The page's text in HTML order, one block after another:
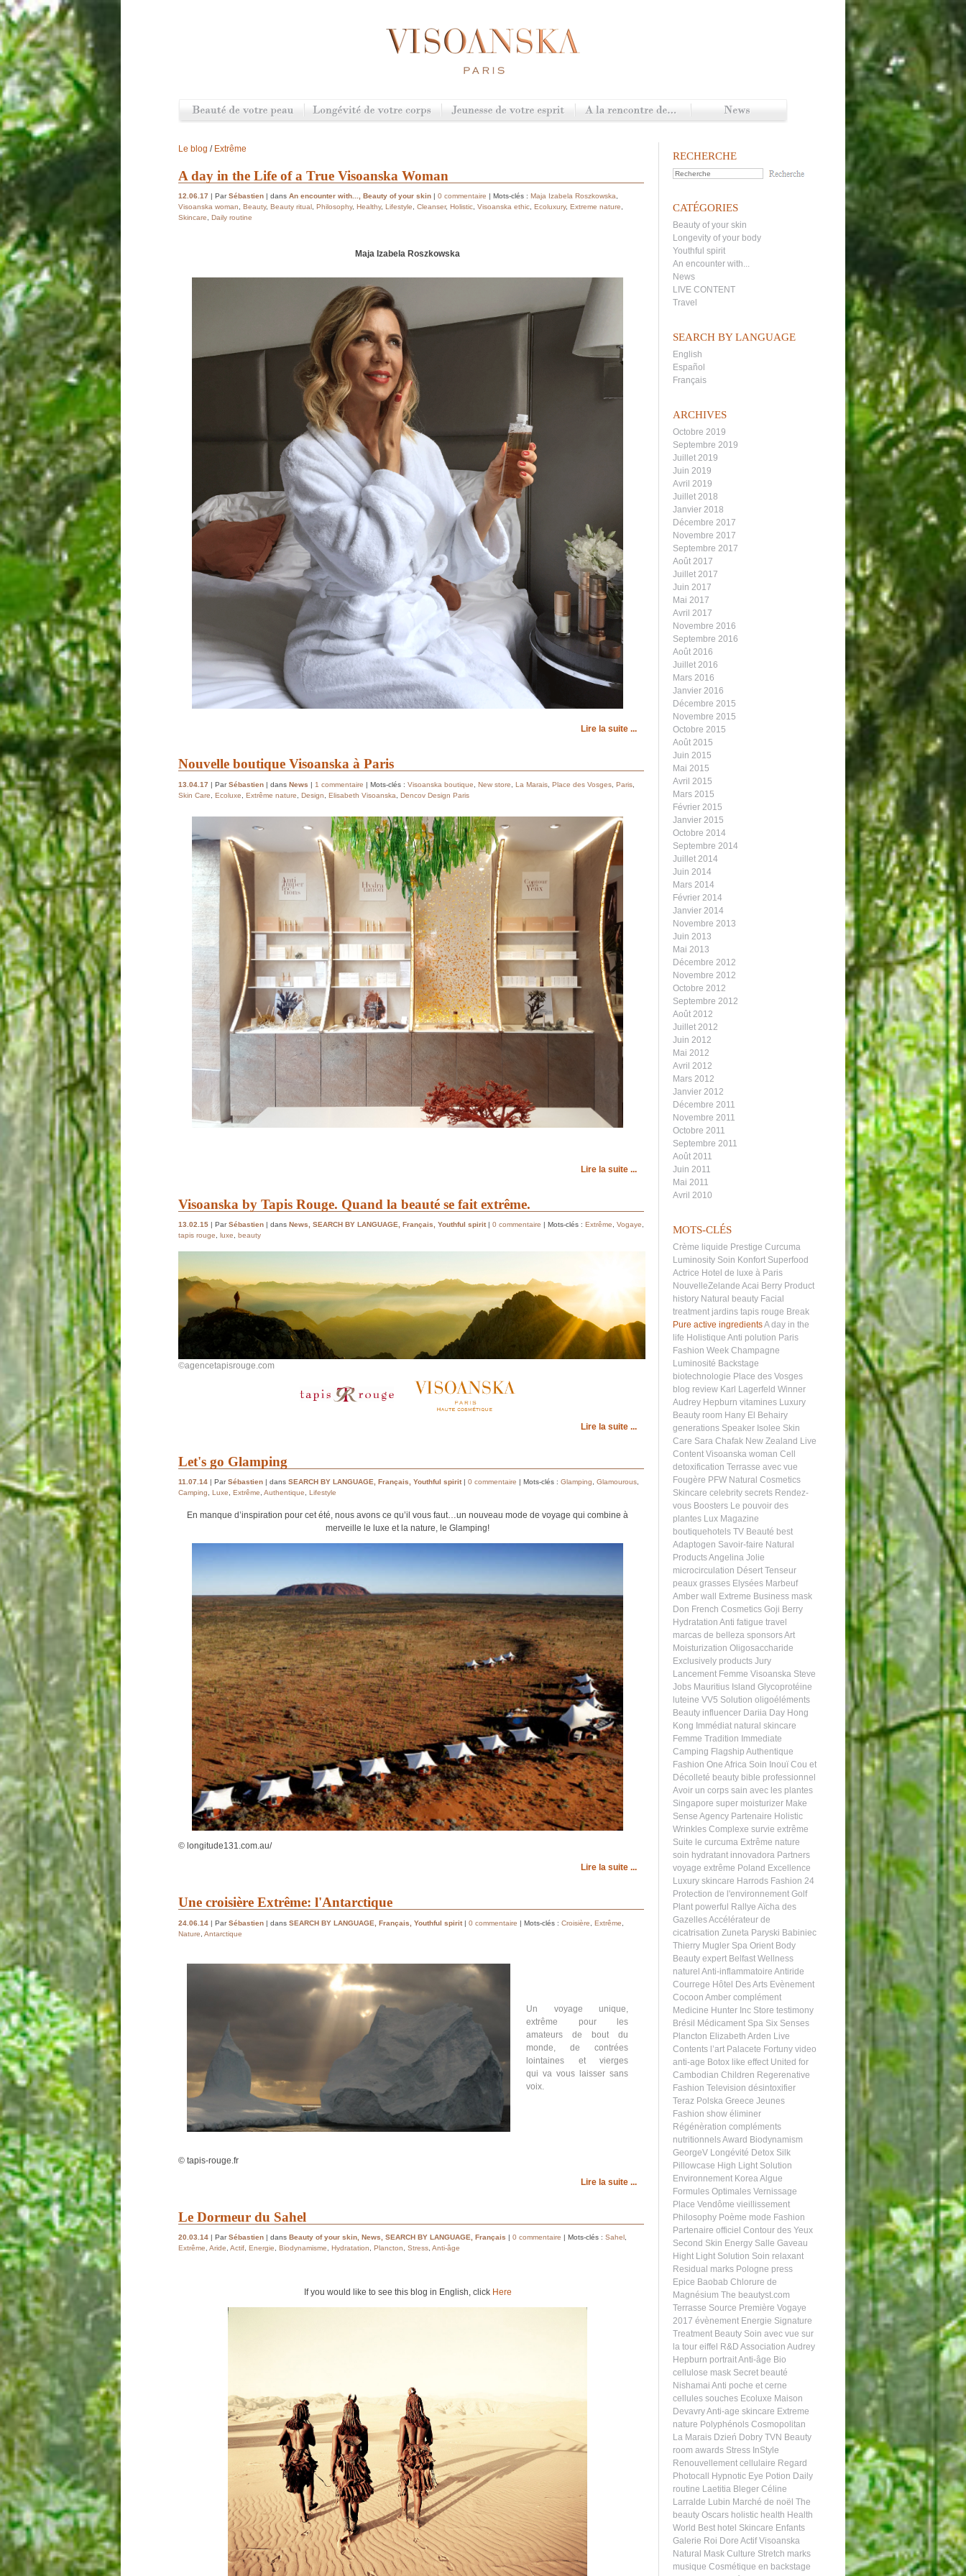
RECHERCHE
CATÉGORIES
Beauty of your skin
Longevity of your body
Youthful spirit
An encounter with...
News
LIVE CONTENT
Travel
SEARCH BY LANGUAGE
English
Español
Français
ARCHIVES
Octobre 2019
Septembre 2019
Juillet 2019
Juin 2019
Avril 2019
Juillet 2018
Janvier 2018
Décembre 2017
Novembre 2017
Septembre 2017
Août 2017
Juillet 2017
Juin 2017
Mai 2017
Avril 2017
Novembre 2016
Septembre 2016
Août 2016
Juillet 2016
Mars 2016
Janvier 2016
Décembre 2015
Novembre 2015
Octobre 2015
Août 2015
Juin 2015
Mai 2015
Avril 2015
Mars 2015
Février 2015
Janvier 2015
Octobre 2014
Septembre 2014
Juillet 2014
Juin 2014
Mars 2014
Février 2014
Janvier 2014
Novembre 2013
Juin 2013
Mai 2013
Décembre 2012
Novembre 2012
Octobre 2012
Septembre 2012
Août 2012
Juillet 2012
Juin 2012
Mai 2012
Avril 2012
Mars 2012
Janvier 2012
Décembre 2011
Novembre 2011
Octobre 2011
Septembre 2011
Août 2011
Juin 2011
Mai 2011
Avril 2010
MOTS-CLÉS
Crème liquide Prestige Curcuma
Luminosity Soin Konfort Superfood
Actrice Hotel de luxe à Paris
NouvelleZelande Acai Berry Product
history Natural beauty Facial
treatment jardins tapis rouge Break
Pure active ingredientsA day in the
life Holistique Anti polution Paris
Fashion Week Champagne
Luminosité Backstage
biotechnologie Place des Vosges
blog review Karl Lagerfeld Winner
Audrey Hepburn vitamines Luxury
Beauty room Hany El Behairy
generations Speaker Isolee Skin
Care Sara Chafak New Zealand Live
Content Visoanska woman Cell
detoxification Terrasse avec vue
Fougère PFW Natural Cosmetics
Skincare celebrity secrets Rendez-
vous Boosters Le pouvoir des
plantes Lux Magazine
boutiquehotels TV Beauté best
Adaptogen Savoir-faire Natural
ProductsAngelina Jolie
microcirculation Désert Tenseur
peaux grasses Elysées Marbeuf
Amber wall
Extreme Business mask
Don French Cosmetics Goji Berry
Hydratation Anti fatigue travel
marcas de belleza sponsorsArt
Moisturization Oligosaccharide
Exclusively products Jury
Lancement Femme Visoanska Steve
Jobs Mauritius Island Glycoprotéine
luteine VV5 Solution oligoéléments
Beauty influencer Dariia Day Hong
Kong Immédiat natural skincare
Femme Tradition Immediate
Camping Flagship Authentique
Fashion One Africa Soin Inouï Cou et
Décolleté beauty bible professionnel
Avoir un corps sain avec les plantes
Singapore super moisturizer Make
Sense Agency Partenaire Holistic
Wrinkles Complexe survie extrême
Suite le curcuma Extrême nature
soin hydratant innovadora Partners
voyage extrême Poland Excellence
Luxury skincare Harrods Fashion 24
Protection de l'environnement Golf
Plant powerful
Rallye Aïcha des
GazellesAccélérateur de
cicatrisation Zuneta Paryski Babiniec
Thierry Mugler Spa Orient Body
Beauty expert Belfast Wellness
naturel Anti-inflammatoire Antiride
Courrege Hôtel Des Arts Evènement
Cocoon Amber complément
Medicine Hunter Inc Store testimony
Brésil
Médicament Spa Six Senses
Plancton Elizabeth Arden Live
Contents l’art Palacete Fortuny video
anti-age Botox like effect United for
Cambodian Children Regerenative
Fashion Television désintoxifier
Teraz Polska Greece Jeunes
Fashion show éliminer
Régénèration compléments
nutritionnelsAward Biodynamism
GeorgeV Longévité Detox Silk
Pillowcase High Light Solution
Environnement KoreaAlgue
Formules Optimales Vernissage
Place Vendôme vieillissement
Philosophy Poème mode Fashion
Partenaire officiel Contour des Yeux
Second Skin Energy Salle Gaveau
Hight Light Solution Soin relaxant
Residual marks Pologne press
Epice Baobab Chlorure de
Magnésium The beautyst.com
Terrasse Source Première Vogaye
2017 évènement Energie Signature
Treatment Beauty Soin avec vue sur
la tour eiffel
R&D Association Audrey
Hepburn portraitAnti-âge Bio
cellulose mask Secret beauté
Nishamai Anti poche et cerne
cellules souches Ecoluxe Maison
DevavryAnti-age skincare Extreme
nature Polyphénols Cosmopolitan
La Marais Dzień Dobry TVN Beauty
room awards Stress InStyle
Renouvellement cellulaire Regard
Photocall
Hypnotic Eye Potion Daily
routine Laetitia Bleger Céline
Larralde Lubin Marché de noël The
beauty Oscars holistic health Health
World Best hotel Skincare Enfants
Galerie Roi Dore Actif Visoanska
Natural Mask Culture Stretch marks
musique Cosmétique en backstage
Le blog / Extrême
A day in the Life of a True Visoanska Woman
12.06.17 | ParSébastien | dans An encounter with..., Beauty of your skin | 0 commentaire | Mots-clés : Maja Izabela Roszkowska,
Visoanska woman, Beauty, Beauty ritual, Philosophy, Healthy, Lifestyle, Cleanser, Holistic, Visoanska ethic, Ecoluxury, Extreme nature,
Skincare, Daily routine
Maja Izabela Roszkowska
Lire la suite ...
Nouvelle boutique Visoanska à Paris
13.04.17 | ParSébastien | dans News | 1 commentaire | Mots-clés : Visoanska boutique New store La Marais Place des Vosges Paris
Skin Care
Ecoluxe Extrême nature Design Elisabeth Visoanska Dencov Design Paris
Lire la suite ...
Visoanska by Tapis Rouge. Quand la beauté se fait extrême.
13.02.15 | ParSébastien | dans News SEARCH BY LANGUAGE Français Youthful spirit | 0 commentaire | Mots-clés : Extrême Vogaye
tapis rouge
luxe beauty
©agencetapisrouge.com
Lire la suite ...
Let's go Glamping
11.07.14 | ParSébastien | dans SEARCH BY LANGUAGE, Français, Youthful spirit | 0 commentaire | Mots-clés : Glamping, Glamourous,
Camping, Luxe, Extrême, Authentique, Lifestyle
En manque d’inspiration pour cet été, nous avons ce qu’il vous faut…un nouveau mode de voyage qui combine à
merveille le luxe et la nature, le Glamping!
© longitude131.com.au/
Lire la suite ...
Une croisière Extrême: l'Antarctique
24.06.14 | ParSébastien | dans SEARCH BY LANGUAGE Français Youthful spirit | 0 commentaire | Mots-clés : Croisière Extrême
Nature Antarctique
Un voyage unique,
extrême pour les
amateurs de bout du
monde, de contrées
lointaines et vierges
qui va vous laisser sans
voix.
© tapis-rouge.fr
Lire la suite ...
Le Dormeur du Sahel
20.03.14 | ParSébastien | dans Beauty of your skin News SEARCH BY LANGUAGE Français | 0 commentaire | Mots-clés : Sahel
Extrême Aride Actif Energie Biodynamisme Hydratation Plancton Stress Anti-âge
If you would like to see this blog in English, click Here